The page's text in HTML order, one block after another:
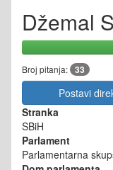
Džemal
Broj pitanja: 33
Postavi
Stranka
SBiH
Parlament
Parlamentarna